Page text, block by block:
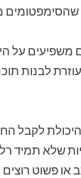
משפיעים על
לבנות
לקבל
שלא תמיד
או פשוט